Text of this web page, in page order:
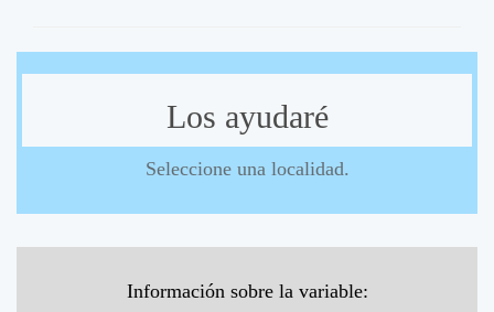
Los ayudaré
Seleccione una localidad.
Información sobre la variable: